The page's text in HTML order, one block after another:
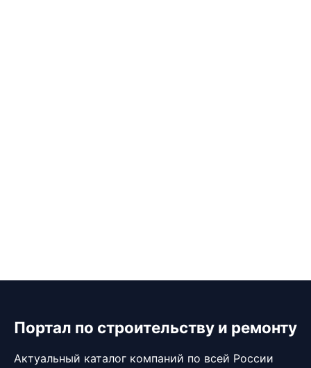
Портал по строительству и ремонту
Актуальный каталог компаний по всей России